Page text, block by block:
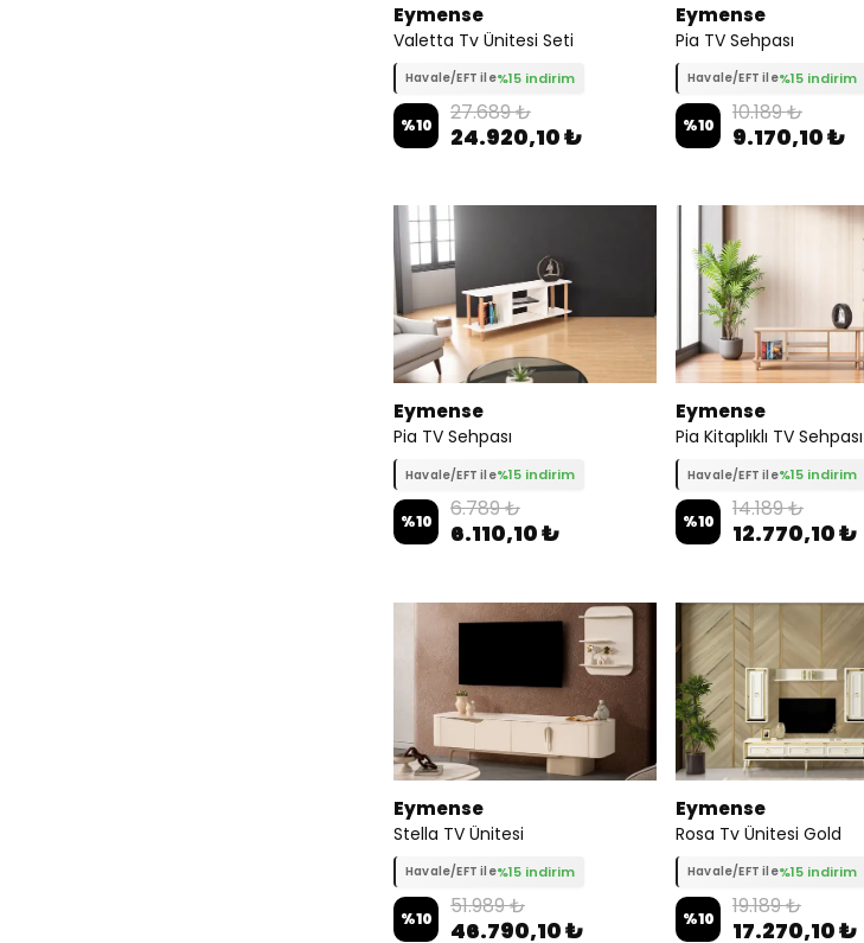
Eymense
Valetta Tv Ünitesi Seti
Havale/EFT ile%15 indirim
%10 27.689 ₺
24.920,10 ₺
Eymense
Pia TV Sehpası
Havale/EFT ile%15 indirim
%10 10.189 ₺
9.170,10 ₺
Eymense
Pia TV Sehpası
Havale/EFT ile%15 indirim
%10 6.789 ₺
6.110,10 ₺
Eymense
Pia Kitaplıklı TV Sehpası
Havale/EFT ile%15 indirim
%10 14.189 ₺
12.770,10 ₺
Eymense
Stella TV Ünitesi
Havale/EFT ile%15 indirim
%10 51.989 ₺
46.790,10 ₺
Eymense
Rosa Tv Ünitesi Gold
Havale/EFT ile%15 indirim
%10 19.189 ₺
17.270,10 ₺